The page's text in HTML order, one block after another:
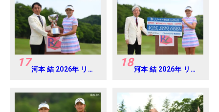
17河本 結 2026年 リゾ
18河本 結 2026年 リゾ